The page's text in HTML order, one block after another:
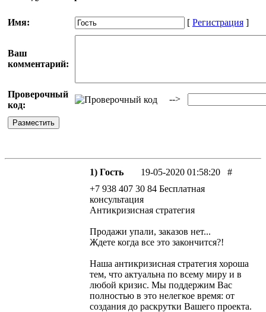
Имя: [ Регистрация ]
Ваш
комментарий:
Проверочный
код:
-->
1) Гость 19-05-2020 01:58:20 #
+7 938 407 30 84 Бесплатная
консультация
Антикризисная стратегия
Продажи упали, заказов нет...
Ждете когда все это закончится?!
Наша антикризисная стратегия хороша
тем, что актуальна по всему миру и в
любой кризис. Мы поддержим Вас
полностью в это нелегкое время: от
создания до раскрутки Вашего проекта.